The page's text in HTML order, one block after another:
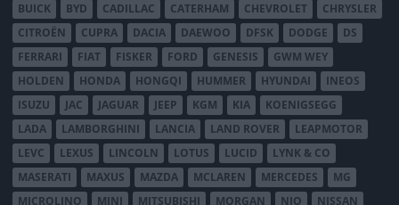
BUICK
BYD CADILLAC CATERHAM CHEVROLET
CHRYSLER
CITROËN
CUPRA DACIA DAEWOO DFSK DODGE
DS
FERRARI
FIAT FISKER FORD GENESIS
GWM WEY
HOLDEN
HONDA HONGQI HUMMER HYUNDAI
INEOS
ISUZU
JAC JAGUAR JEEP KGM KIA
KOENIGSEGG
LADA
LAMBORGHINI LANCIA LAND ROVER
LEAPMOTOR
LEVC
LEXUS LINCOLN LOTUS LUCID
LYNK & CO
MASERATI
MAXUS MAZDA MCLAREN MERCEDES
MG
MICROLINO
MINI MITSUBISHI MORGAN NIO NISSAN